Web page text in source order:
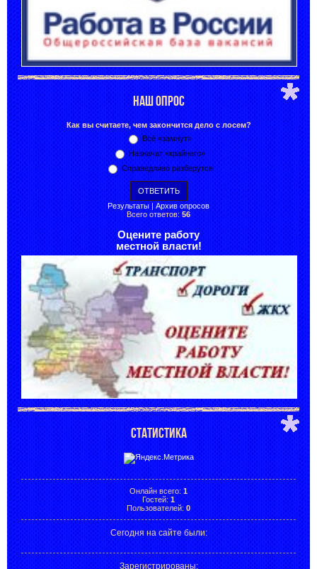
НАШ ОПРОС
Как вы считаете, чем закончится дело с лосем?
Всё «замнут»
Назначат «крайнего»
Справедливо разберутся
Результаты | Архив опросов
Всего ответов: 56
Оцените работу
местной власти!
СТАТИСТИКА
Онлайн всего: 1
Гостей: 1
Пользователей: 0
Сегодня на сайте были:
Зарегистрированы: